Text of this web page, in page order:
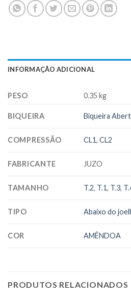
INFORMAÇÃO ADICIONAL
PESO 0.35 kg
BIQUEIRA Biqueira
COMPRESSÃO CL1,CL2
FABRICANTE JUZO
TAMANHO T.2, T.1, T.3,
TIPO Abaixo do
COR AMÊNDOA
PRODUTOS RELACIONADOS